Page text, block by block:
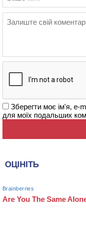
Зберегти моє ім'я, e-
для моїх подальших